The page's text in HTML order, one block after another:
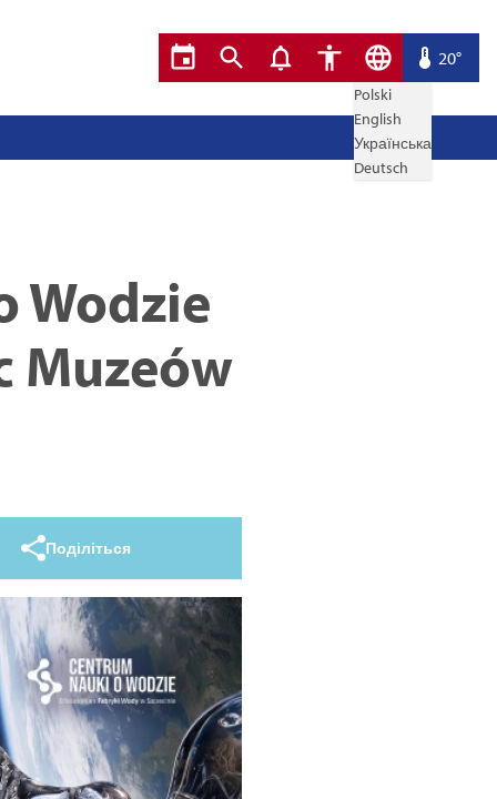
Polski
English
Українська
Deutsch
20°
Wodzie
Muzeów
Поділіться